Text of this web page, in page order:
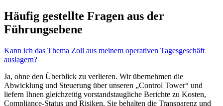
Häufig gestellte Fragen aus der
Führungsebene
Kann ich das Thema Zoll aus meinem operativen Tagesgeschäft
auslagern?
Ja, ohne den Überblick zu verlieren. Wir übernehmen die
Abwicklung und Steuerung über unseren „Control Tower“ und
liefern Ihnen gleichzeitig vorstandstaugliche Berichte zu Kosten,
Compliance-Status und Risiken. Sie behalten die Transparenz und